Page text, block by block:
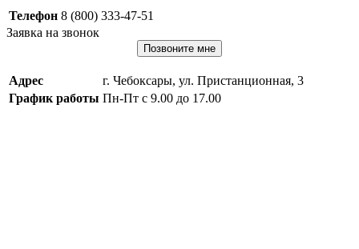
Телефон 8 (800) 333-47-51
Заявка на звонок
Позвоните мне
Адрес
г. Чебоксары, ул. Пристанционная, 3
График работы Пн-Пт с 9.00 до 17.00